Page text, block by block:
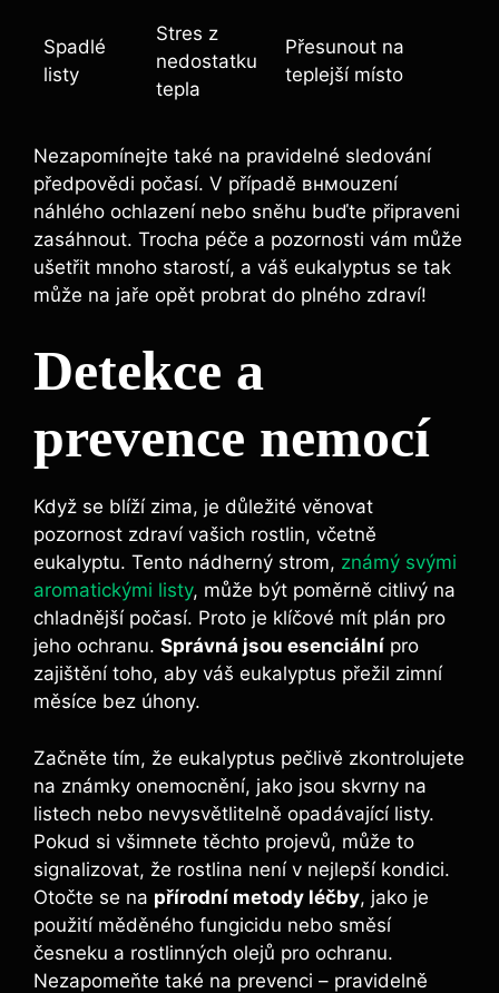
Spadlé
listy
Stres z
nedostatku
tepla
Přesunout na
teplejší místo
Nezapomínejte také na pravidelné sledování
předpovědi počasí. V případě внмouzení
náhlého ochlazení nebo sněhu buďte připraveni
zasáhnout. Trocha péče a pozornosti vám může
ušetřit mnoho starostí, a váš eukalyptus se tak
může na jaře opět probrat do plného zdraví!
Detekce a
prevence nemocí
Když se blíží zima, je důležité věnovat
pozornost zdraví vašich rostlin, včetně
eukalyptu. Tento nádherný strom, známý svými
aromatickými listy, může být poměrně citlivý na
chladnější počasí. Proto je klíčové mít plán pro
jeho ochranu. Správná jsou esenciální pro
zajištění toho, aby váš eukalyptus přežil zimní
měsíce bez úhony.
Začněte tím, že eukalyptus pečlivě zkontrolujete
na známky onemocnění, jako jsou skvrny na
listech nebo nevysvětlitelně opadávající listy.
Pokud si všimnete těchto projevů, může to
signalizovat, že rostlina není v nejlepší kondici.
Otočte se na přírodní metody léčby, jako je
použití měděného fungicidu nebo směsí
česneku a rostlinných olejů pro ochranu.
Nezapomeňte také na prevenci – pravidelně